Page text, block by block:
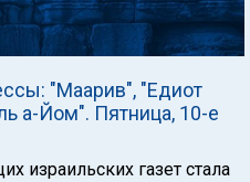
"Маарив", "Едиот
а-Йом". Пятница, 10-е
израильских газет стала